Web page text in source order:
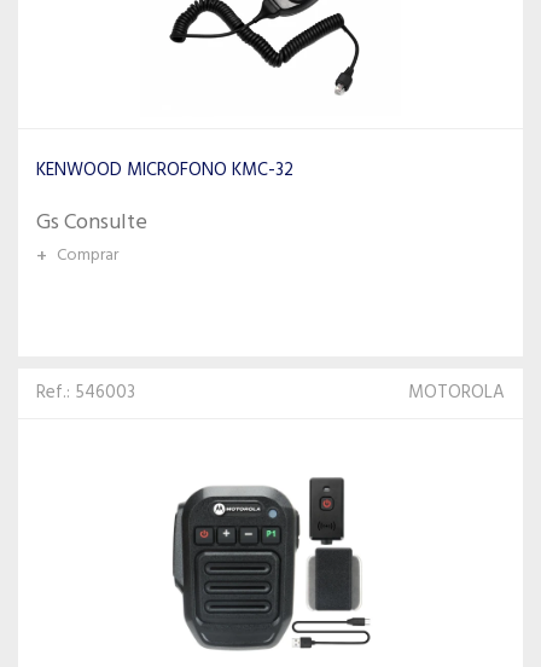
KENWOOD MICROFONO KMC-32
Gs Consulte
+ Comprar
Ref.: 546003 MOTOROLA